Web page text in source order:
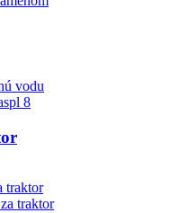
vodu
8
traktor
traktor